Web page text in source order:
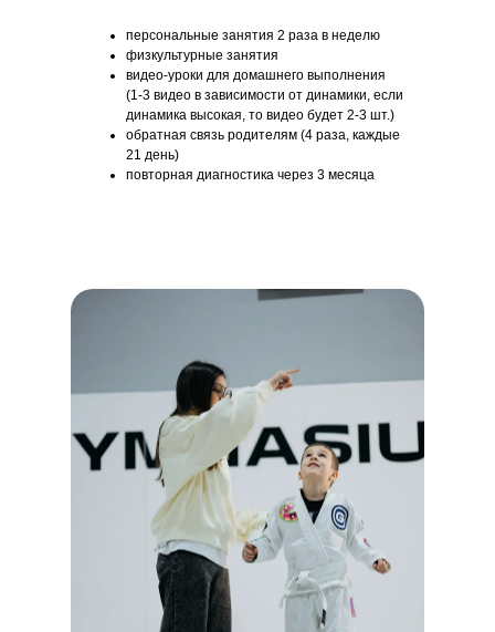
персональные занятия 2 раза в неделю
физкультурные занятия
видео-уроки для домашнего выполнения
(1-3 видео в зависимости от динамики, если
динамика высокая, то видео будет 2-3 шт.)
обратная связь родителям (4 раза, каждые
21 день)
повторная диагностика через 3 месяца